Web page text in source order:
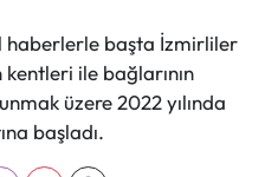
haberlerle başta İzmirliler
ile bağlarının
üzere 2022 yılında
başladı.